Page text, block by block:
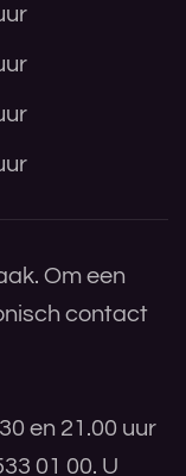
Om een
contact
en 21.00 uur
01 00. U